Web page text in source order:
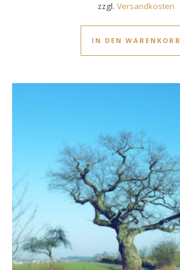
zzgl. Versandkosten
IN DEN WARENKORB